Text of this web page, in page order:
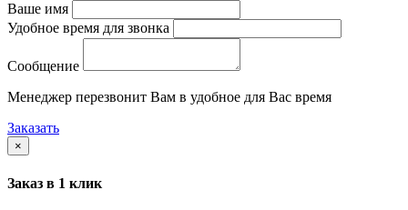
Ваше имя
Удобное время для звонка
Сообщение
Менеджер перезвонит Вам в удобное для Вас время
Заказать
×
Заказ в 1 клик